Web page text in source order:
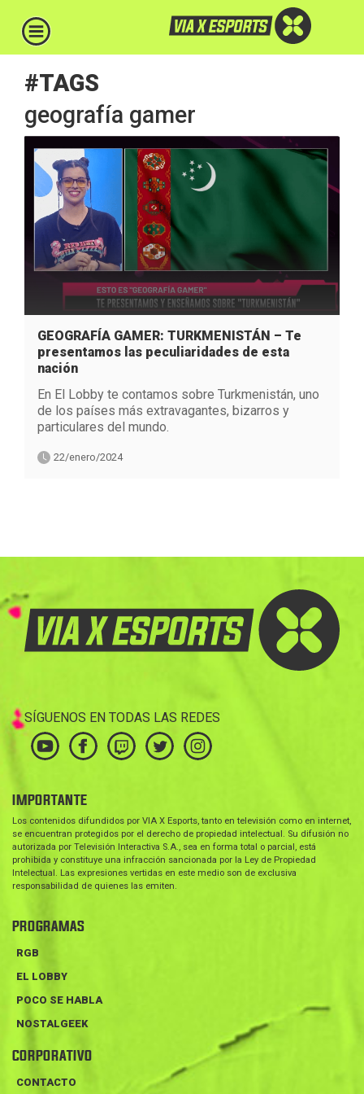
#TAGS
geografía gamer
GEOGRAFÍA GAMER: TURKMENISTÁN – Te
presentamos las peculiaridades de esta
nación
En El Lobby te contamos sobre Turkmenistán, uno
de los países más extravagantes, bizarros y
particulares del mundo.
22/enero/2024
SÍGUENOS EN TODAS LAS REDES
IMPORTANTE
Los contenidos difundidos por VIA X Esports, tanto en televisión como en internet,
se encuentran protegidos por el derecho de propiedad intelectual. Su difusión no
autorizada por Televisión Interactiva S.A., sea en forma total o parcial, está
prohibida y constituye una infracción sancionada por la Ley de Propiedad
Intelectual. Las expresiones vertidas en este medio son de exclusiva
responsabilidad de quienes las emiten.
PROGRAMAS
RGB
EL LOBBY
POCO SE HABLA
NOSTALGEEK
CORPORATIVO
CONTACTO